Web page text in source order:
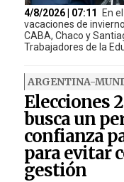
4/8/2026 | 07:11
En
vacaciones de
CABA, Chaco y
Trabajadores de la
ARGENTINA-
Elecciones
busca un
confianza
para evitar
gestión